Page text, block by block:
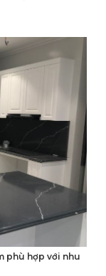
phù hợp với nhu